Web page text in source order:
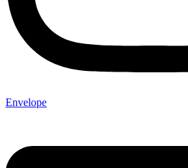
Envelope